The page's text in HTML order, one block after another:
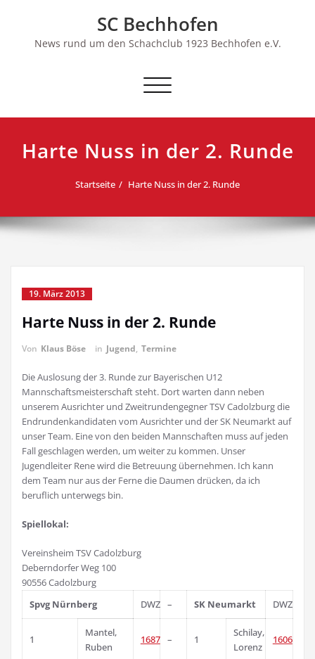
SC Bechhofen
News rund um den Schachclub 1923 Bechhofen e.V.
Schalte
Harte Nuss in der 2. Runde
Startseite Harte Nuss in der 2. Runde
19. März 2013
Harte Nuss in der 2. Runde
Von Klaus Böse in Jugend, Termine
Die Auslosung der 3. Runde zur Bayerischen U12
Mannschaftsmeisterschaft steht. Dort warten dann neben
unserem Ausrichter und Zweitrundengegner TSV Cadolzburg die
Endrundenkandidaten vom Ausrichter und der SK Neumarkt auf
unser Team. Eine von den beiden Mannschaften muss auf jeden
Fall geschlagen werden, um weiter zu kommen. Unser
Jugendleiter Rene wird die Betreuung übernehmen. Ich kann
dem Team nur aus der Ferne die Daumen drücken, da ich
beruflich unterwegs bin.
Spiellokal:
Vereinsheim TSV Cadolzburg
Deberndorfer Weg 100
90556 Cadolzburg
Spvg Nürnberg
DWZ – SK Neumarkt DWZ
1
Mantel,
Ruben
1687 – 1
Schilay,
Lorenz
1606